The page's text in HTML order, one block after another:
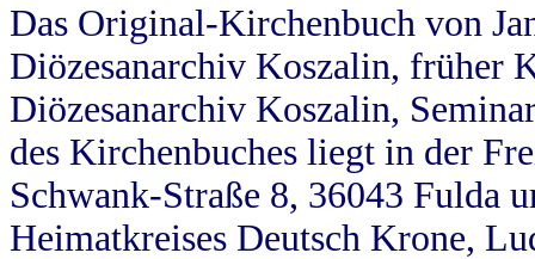
Das Original-Kirchenbuch von
Diözesanarchiv Koszalin, früher
Diözesanarchiv Koszalin,
des Kirchenbuches liegt in der
Schwank-Straße 8, 36043 Fulda
Heimatkreises Deutsch Krone,